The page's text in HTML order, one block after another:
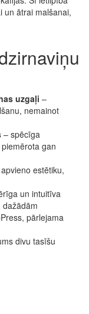
un ātrai malšanai,
uzgaļi –
nemainot
– spēcīga
gan
estētiku,
un intuitīva
dažādām
pārlejama
divu tasīšu